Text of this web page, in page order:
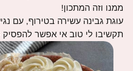
ממנו וזה המתכון!
עוגת גבינה עשירה בטירוף, עם
תקשיבו לי טוב אי אפשר להפסיק